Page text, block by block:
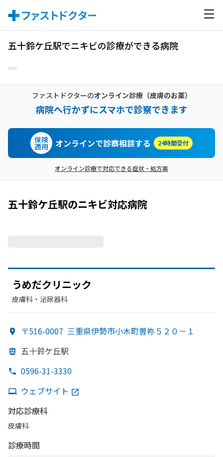
五十鈴ケ丘駅でニキビの診療ができる病院
ファストドクターのオンライン診療（皮膚のお薬）
病院へ行かずにスマホで診察できます
保険
適用 オンラインで診察相談する 24時間受付
オンライン診療で対応できる症状・処方薬
五十鈴ケ丘駅のニキビ対応病院
うめだクリニック
皮膚科・​泌尿器科
〒516-0007 三重県伊勢市小木町曽祢５２０－１
五十鈴ケ丘駅
0596-31-3330
ウェブサイト
対応診療科
皮膚科
診療時間